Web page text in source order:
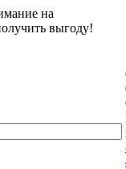
на
выгоду!